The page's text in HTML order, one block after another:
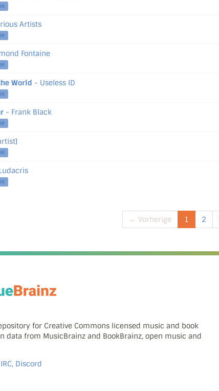
Artists
Fontaine
World - Useless ID
- Frank Black
← Vorherige 1 2
for Creative Commons licensed music and book
data from MusicBrainz and BookBrainz, open music and
Discord